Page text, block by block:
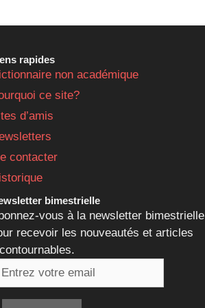
rapides
non académique
ce site?
d’amis
contacter
bimestrielle
vous à la newsletter bimestrielle
recevoir les nouveautés et articles